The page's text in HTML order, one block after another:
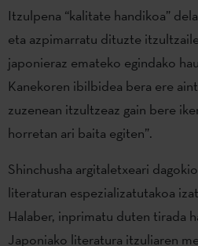
Itzulpena “kalitate handikoa”
eta azpimarratu dituzte
japonieraz emateko egindako
Kanekoren ibilbidea bera ere
zuzenean itzultzeaz gain bere
horretan ari baita egiten”.
Shinchusha argitaletxeari
literaturan espezializatutakoa
Halaber, inprimatu duten tirada
Japoniako literatura itzuliaren